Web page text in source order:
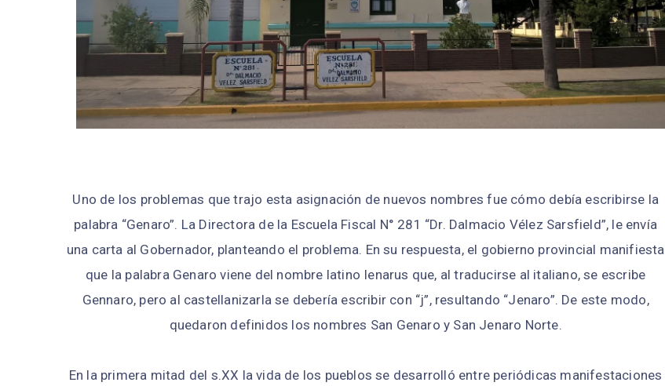
Uno de los problemas que trajo esta asignación de nuevos nombres fue cómo debía escribirse la
palabra “Genaro”. La Directora de la Escuela Fiscal N° 281 “Dr. Dalmacio Vélez Sarsfield”, le envía
una carta al Gobernador, planteando el problema. En su respuesta, el gobierno provincial manifiesta
que la palabra Genaro viene del nombre latino Ienarus que, al traducirse al italiano, se escribe
Gennaro, pero al castellanizarla se debería escribir con “j”, resultando “Jenaro”. De este modo,
quedaron definidos los nombres San Genaro y San Jenaro Norte.
En la primera mitad del s.XX la vida de los pueblos se desarrolló entre periódicas manifestaciones